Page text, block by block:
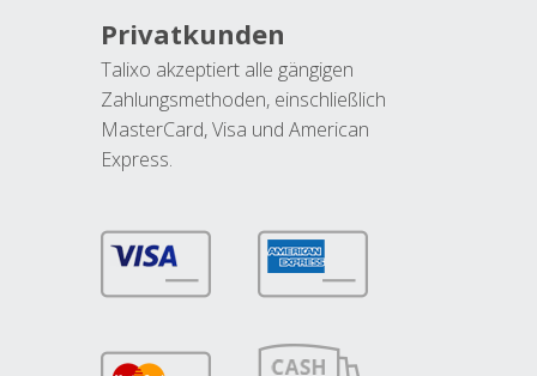
Privatkunden
Talixo akzeptiert alle gängigen
Zahlungsmethoden, einschließlich
MasterCard, Visa und American
Express.